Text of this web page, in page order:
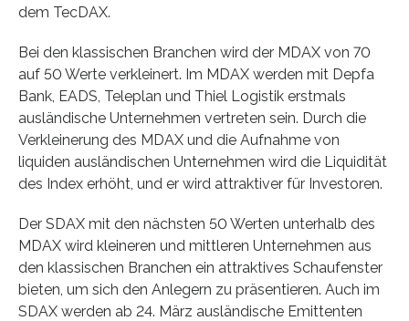
dem TecDAX.
Bei den klassischen Branchen wird der MDAX von 70
auf 50 Werte verkleinert. Im MDAX werden mit Depfa
Bank, EADS, Teleplan und Thiel Logistik erstmals
ausländische Unternehmen vertreten sein. Durch die
Verkleinerung des MDAX und die Aufnahme von
liquiden ausländischen Unternehmen wird die Liquidität
des Index erhöht, und er wird attraktiver für Investoren.
Der SDAX mit den nächsten 50 Werten unterhalb des
MDAX wird kleineren und mittleren Unternehmen aus
den klassischen Branchen ein attraktives Schaufenster
bieten, um sich den Anlegern zu präsentieren. Auch im
SDAX werden ab 24. März ausländische Emittenten